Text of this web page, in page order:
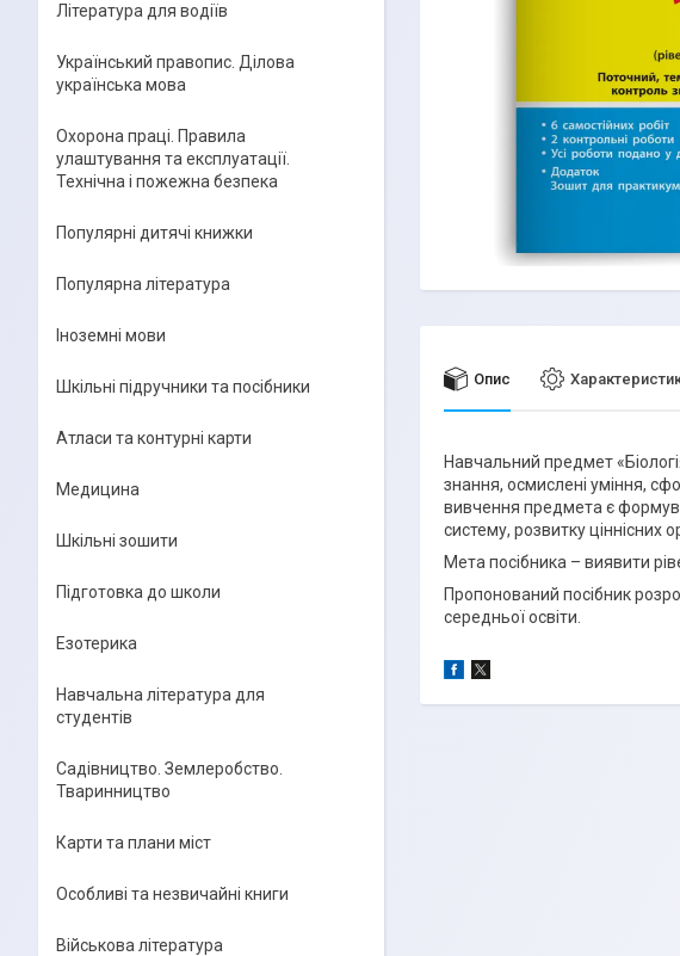
Опис
Навчальний предмет
знання, осмислені уміння,
вивчення предмета є
систему, розвитку ціннісних
Мета посібника – виявити
Пропонований посібник
середньої освіти.
Література для водіїв
Український правопис. Ділова
українська мова
Охорона праці. Правила
улаштування та експлуатації.
Технічна і пожежна безпека
Популярні дитячі книжки
Популярна література
Іноземні мови
Шкільні підручники та посібники
Атласи та контурні карти
Медицина
Шкільні зошити
Підготовка до школи
Езотерика
Навчальна література для
студентів
Садівництво. Землеробство.
Тваринництво
Карти та плани міст
Особливі та незвичайні книги
Військова література